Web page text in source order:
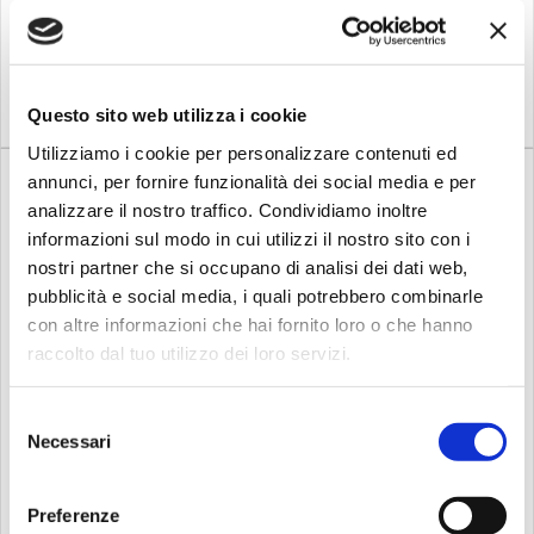
Questo sito web utilizza i cookie
Utilizziamo i cookie per personalizzare contenuti ed
annunci, per fornire funzionalità dei social media e per
analizzare il nostro traffico. Condividiamo inoltre
informazioni sul modo in cui utilizzi il nostro sito con i
nostri partner che si occupano di analisi dei dati web,
pubblicità e social media, i quali potrebbero combinarle
con altre informazioni che hai fornito loro o che hanno
raccolto dal tuo utilizzo dei loro servizi.
delNecessari
Preferenze
239,00
Compra
€
274,00 312,00
Compra
-9% Dal: 30/10/2026
Su richiesta
qualità, costruzione solida e
-9% Dal:07/09/2026
Su richiesta
Asta Piatto a Giraffa Doppia,